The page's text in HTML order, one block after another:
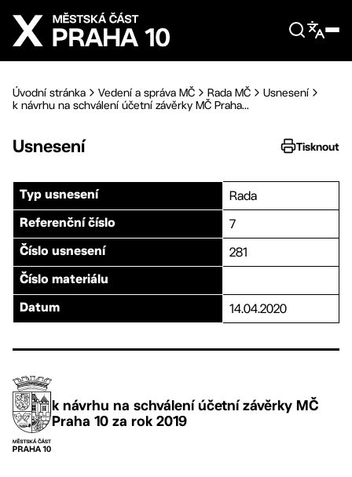
Přejít na hlavní obsah
Úvodní stránka Vedení a správa MČ Rada MČ
Usnesení
k návrhu na schválení účetní závěrky MČ Praha...
Usnesení Tisknout
Typ usnesení Rada
Referenční číslo 7
Číslo usnesení 281
Číslo materiálu
Datum 14.04.2020
k návrhu na schválení účetní závěrky MČ
Praha 10 za rok 2019